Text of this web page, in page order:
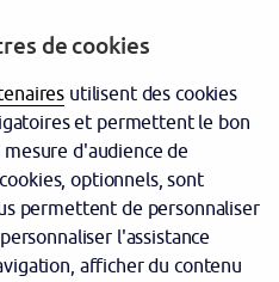
de cookies
utilisent des cookies
et permettent le bon
d'audience de
optionnels, sont
permettent de personnaliser
l'assistance
afficher du contenu